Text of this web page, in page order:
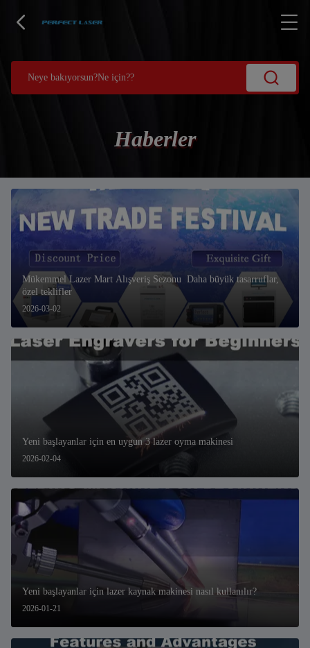
Haberler
2026-03-02
Mükemmel Lazer Mart Alışveriş Sezonu ️ Daha büyük tasarruflar,
özel teklifler
2026-02-04
Yeni başlayanlar için en uygun 3 lazer oyma makinesi
2026-01-21
Yeni başlayanlar için lazer kaynak makinesi nasıl kullanılır?